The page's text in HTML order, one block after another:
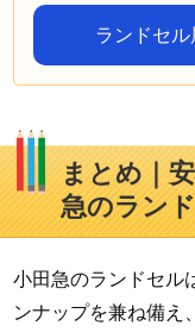
ランドセ
まとめ｜
急のラン
小田急のランドセル
ンナップを兼ね備え